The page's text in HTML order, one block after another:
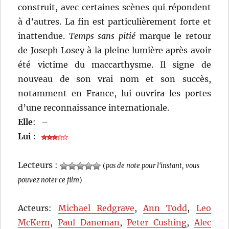
construit, avec certaines scènes qui répondent
à d’autres. La fin est particulièrement forte et
inattendue. Temps sans pitié marque le retour
de Joseph Losey à la pleine lumière après avoir
été victime du maccarthysme. Il signe de
nouveau de son vrai nom et son succès,
notamment en France, lui ouvrira les portes
d’une reconnaissance internationale.
Elle:
–
Lui :
Lecteurs : (pas de note pour l'instant, vous
pouvez noter ce film)
Acteurs: Michael Redgrave,Ann Todd, Leo
McKern, Paul Daneman,Peter Cushing,Alec